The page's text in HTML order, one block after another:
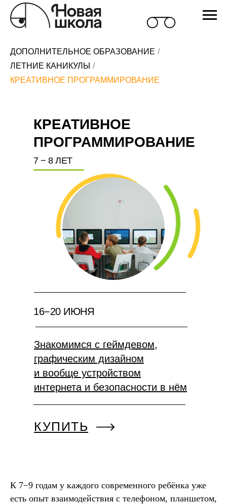
ДОПОЛНИТЕЛЬНОЕ ОБРАЗОВАНИЕ /
ЛЕТНИЕ КАНИКУЛЫ /
КРЕАТИВНОЕ ПРОГРАММИРОВАНИЕ
16−20 ИЮНЯ
7 − 8 ЛЕТ
Знакомимся с геймдевом,
графическим дизайном
и вообще устройством
интернета и безопасности в нём
КУПИТЬ
КРЕАТИВНОЕ
ПРОГРАММИРОВАНИЕ
К 7−9 годам у каждого современного ребёнка уже
есть опыт взаимодействия с телефоном, планшетом,